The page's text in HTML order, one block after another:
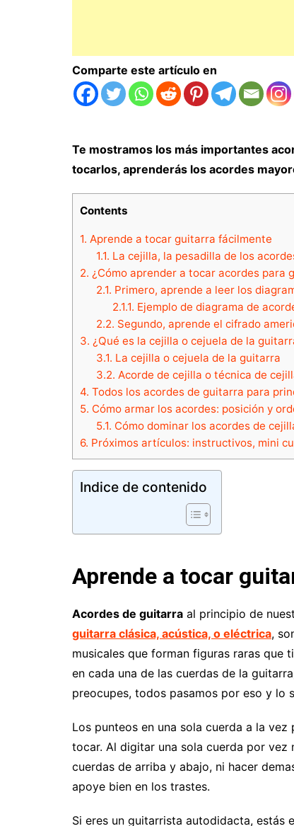
Comparte este artículo en
Te mostramos los más importantes
tocarlos, aprenderás los acordes
Contents
1. Aprende a tocar guitarra fácilmente
1.1. La cejilla, la pesadilla de los
2. ¿Cómo aprender a tocar acordes para
2.1. Primero, aprende a leer los
2.1.1. Ejemplo de diagrama de
2.2. Segundo, aprende el cifrado
3. ¿Qué es la cejilla o cejuela de la
3.1. La cejilla o cejuela de la guitarra
3.2. Acorde de cejilla o técnica de
4. Todos los acordes de guitarra para
5. Cómo armar los acordes: posición y
5.1. Cómo dominar los acordes de
6. Próximos artículos: instructivos, mini
Indice de contenido
Aprende a tocar
Acordes de guitarra al principio de
guitarra clásica, acústica, o eléctrica,
musicales que forman figuras raras que
en cada una de las cuerdas de la
preocupes, todos pasamos por eso y lo
Los punteos en una sola cuerda a la
tocar. Al digitar una sola cuerda por vez
cuerdas de arriba y abajo, ni hacer
apoye bien en los trastes.
Si eres un guitarrista autodidacta, estás